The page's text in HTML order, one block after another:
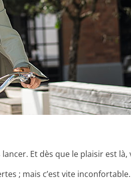
lancer. Et dès que le plaisir est
; mais c’est vite